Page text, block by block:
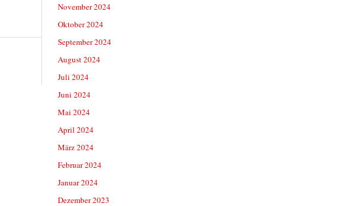
November 2024
Oktober 2024
September 2024
August 2024
Juli 2024
Juni 2024
Mai 2024
April 2024
März 2024
Februar 2024
Januar 2024
Dezember 2023